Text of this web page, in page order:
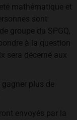
mathématique et
sont
groupe du SPGQ,
à la question
sera décerné aux
plus de
envoyés par la